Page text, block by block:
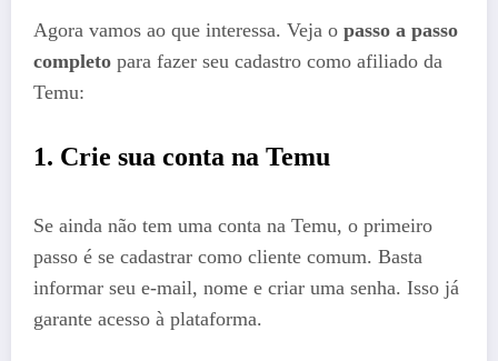
Agora vamos ao que interessa. Veja o passo a passo
completo para fazer seu cadastro como afiliado da
Temu:
1. Crie sua conta na Temu
Se ainda não tem uma conta na Temu, o primeiro
passo é se cadastrar como cliente comum. Basta
informar seu e-mail, nome e criar uma senha. Isso já
garante acesso à plataforma.